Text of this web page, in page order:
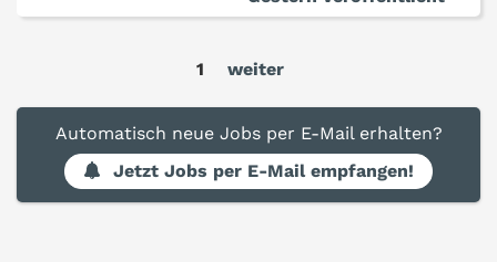
1 weiter
Automatisch neue Jobs per E-Mail erhalten?
Jetzt Jobs per E-Mail empfangen!